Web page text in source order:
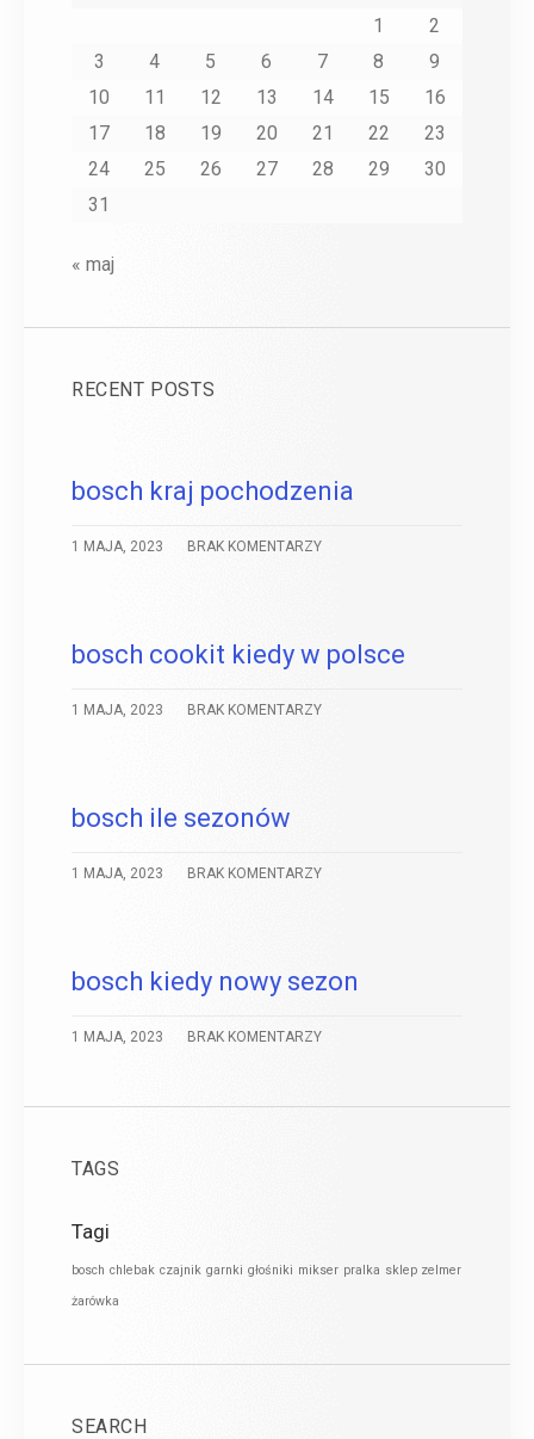
1
2
3
4 5 6 7 8
9
10
11 12 13 14 15
16
17
18 19 20 21 22
23
24
25 26 27 28 29
30
31
« maj
RECENT POSTS
bosch kraj pochodzenia
1 MAJA, 2023 BRAK KOMENTARZY
bosch cookit kiedy w polsce
1 MAJA, 2023 BRAK KOMENTARZY
bosch ile sezonów
1 MAJA, 2023 BRAK KOMENTARZY
bosch kiedy nowy sezon
1 MAJA, 2023 BRAK KOMENTARZY
TAGS
Tagi
bosch chlebak czajnik garnki głośniki mikser pralka sklep zelmer
żarówka
SEARCH